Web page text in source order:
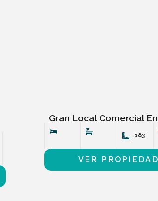
Gran Local Comercial
183
VER PROPIEDAD